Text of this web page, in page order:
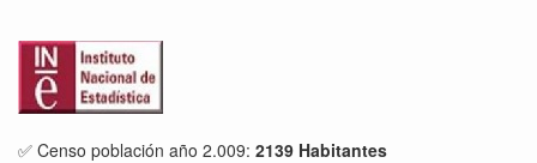
✅ Censo población año 2.009: 2139 Habitantes